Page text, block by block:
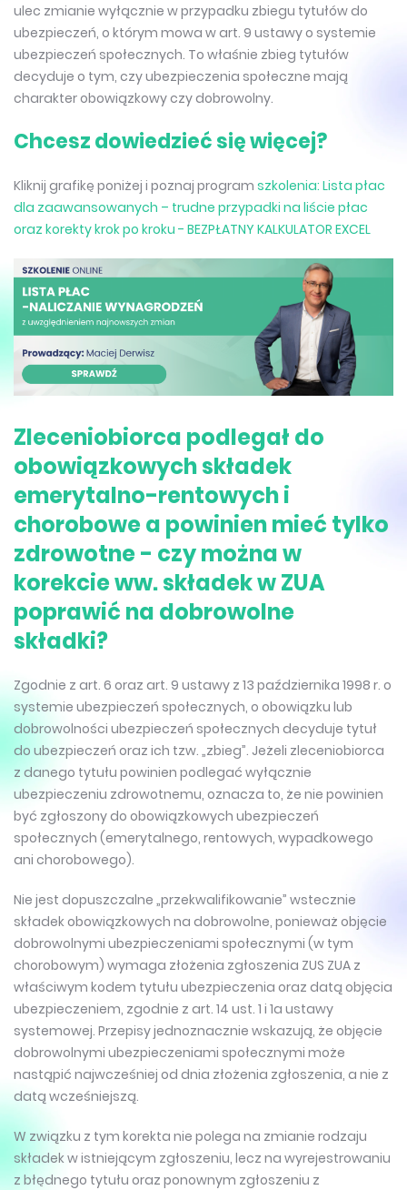
ulec zmianie wyłącznie w przypadku zbiegu tytułów do
ubezpieczeń, o którym mowa w art. 9 ustawy o systemie
ubezpieczeń społecznych. To właśnie zbieg tytułów
decyduje o tym, czy ubezpieczenia społeczne mają
charakter obowiązkowy czy dobrowolny.
Chcesz dowiedzieć się więcej?
Kliknij grafikę poniżej i poznaj program szkolenia: Lista płac
dla zaawansowanych – trudne przypadki na liście płac
oraz korekty krok po kroku - BEZPŁATNY KALKULATOR EXCEL
Zleceniobiorca podlegał do
obowiązkowych składek
emerytalno-rentowych i
chorobowe a powinien mieć tylko
zdrowotne - czy można w
korekcie ww. składek w ZUA
poprawić na dobrowolne
składki?
Zgodnie z art. 6 oraz art. 9 ustawy z 13 października 1998 r. o
systemie ubezpieczeń społecznych, o obowiązku lub
dobrowolności ubezpieczeń społecznych decyduje tytuł
do ubezpieczeń oraz ich tzw. „zbieg”. Jeżeli zleceniobiorca
z danego tytułu powinien podlegać wyłącznie
ubezpieczeniu zdrowotnemu, oznacza to, że nie powinien
być zgłoszony do obowiązkowych ubezpieczeń
społecznych (emerytalnego, rentowych, wypadkowego
ani chorobowego).
Nie jest dopuszczalne „przekwalifikowanie” wstecznie
składek obowiązkowych na dobrowolne, ponieważ objęcie
dobrowolnymi ubezpieczeniami społecznymi (w tym
chorobowym) wymaga złożenia zgłoszenia ZUS ZUA z
właściwym kodem tytułu ubezpieczenia oraz datą objęcia
ubezpieczeniem, zgodnie z art. 14 ust. 1 i 1a ustawy
systemowej. Przepisy jednoznacznie wskazują, że objęcie
dobrowolnymi ubezpieczeniami społecznymi może
nastąpić najwcześniej od dnia złożenia zgłoszenia, a nie z
datą wcześniejszą.
W związku z tym korekta nie polega na zmianie rodzaju
składek w istniejącym zgłoszeniu, lecz na wyrejestrowaniu
z błędnego tytułu oraz ponownym zgłoszeniu z